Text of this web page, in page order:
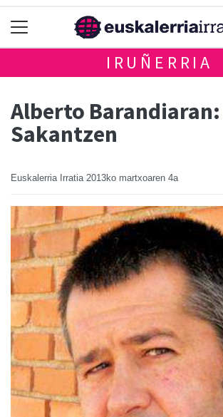
IRUÑERRIA
Alberto Barandiaran:
Sakantzen
Euskalerria Irratia 2013ko martxoaren 4a